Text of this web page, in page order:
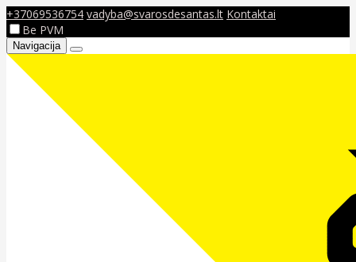
+37069536754 vadyba@svarosdesantas.lt Kontaktai
Be PVM
Navigacija